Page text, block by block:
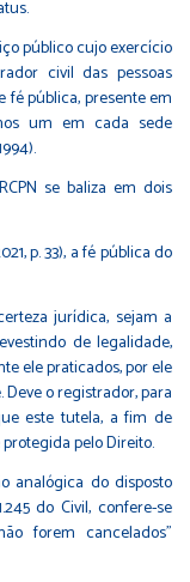
público cujo exercício
civil das pessoas
fé pública, presente em
um em cada sede
se baliza em dois
p. 33), a fé pública do
jurídica, sejam a
de legalidade,
ele praticados, por ele
o registrador, para
este tutela, a fim de
pelo Direito.
analógica do disposto
do Civil, confere-se
forem cancelados”